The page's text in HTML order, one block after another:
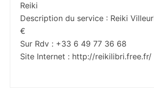
Reiki
Description du service : Reiki
€
Sur Rdv : +33 6 49 77 36 68
Site Internet : http://reikilibri.free.fr/